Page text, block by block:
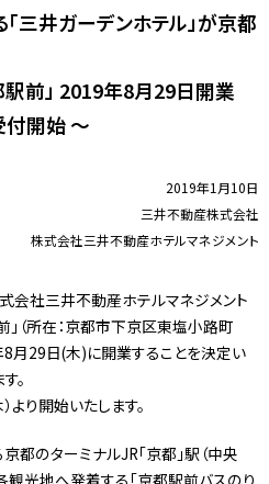
三井ガーデンホテル」が京都
前」 2019年8月29日開業
開始 ～
2019年1月10日
三井不動産株式会社
株式会社三井不動産ホテルマネジメント
会社三井不動産ホテルマネジメント
」（所在：京都市下京区東塩小路町
8月29日(木)に開業することを決定い
。
より開始いたします。
都のターミナルJR「京都」駅（中央
観光地へ発着する「京都駅前バスのり